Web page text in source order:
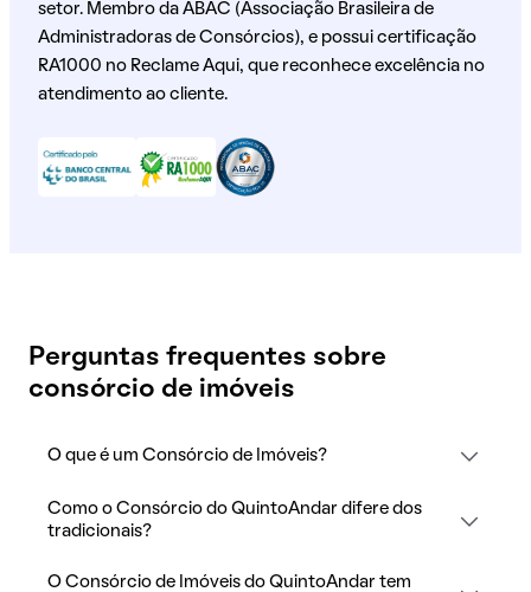
setor. Membro da ABAC (Associação Brasileira de
Administradoras de Consórcios), e possui certificação
RA1000 no Reclame Aqui, que reconhece excelência no
atendimento ao cliente.
Perguntas frequentes sobre
consórcio de imóveis
O que é um Consórcio de Imóveis?
Como o Consórcio do QuintoAndar difere dos
tradicionais?
O Consórcio de Imóveis do QuintoAndar tem